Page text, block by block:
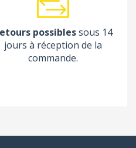
possiblessous 14
jours à réception de la
commande.